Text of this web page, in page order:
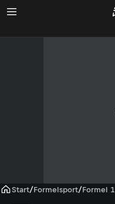
Start/Formelsport/Formel 1